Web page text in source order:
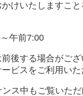
けいたしますこと
午前7:00
後する場合がござ
ビスをご利用いた
ス中もご覧いただ